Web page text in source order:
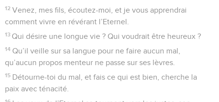
12 Venez, mes fils, écoutez-moi, et je vous apprendrai
comment vivre en révérant l’Eternel.
13 Qui désire une longue vie ? Qui voudrait être heureux ?
14 Qu’il veille sur sa langue pour ne faire aucun mal,
qu’aucun propos menteur ne passe sur ses lèvres.
15 Détourne-toi du mal, et fais ce qui est bien, cherche la
paix avec ténacité.